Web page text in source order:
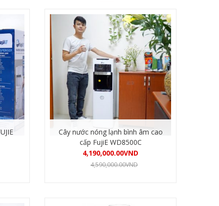
Cây nước nóng lạnh bình âm cao
cấp FujiE WD8500C
4,190,000.00VND
4,590,000.00VND